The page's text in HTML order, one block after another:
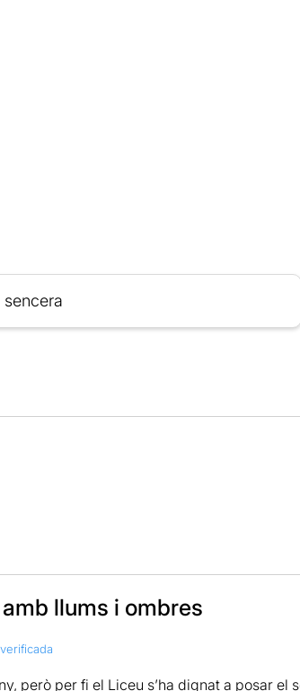
sencera
llums i ombres
però per fi el Liceu s’ha dignat a posar el